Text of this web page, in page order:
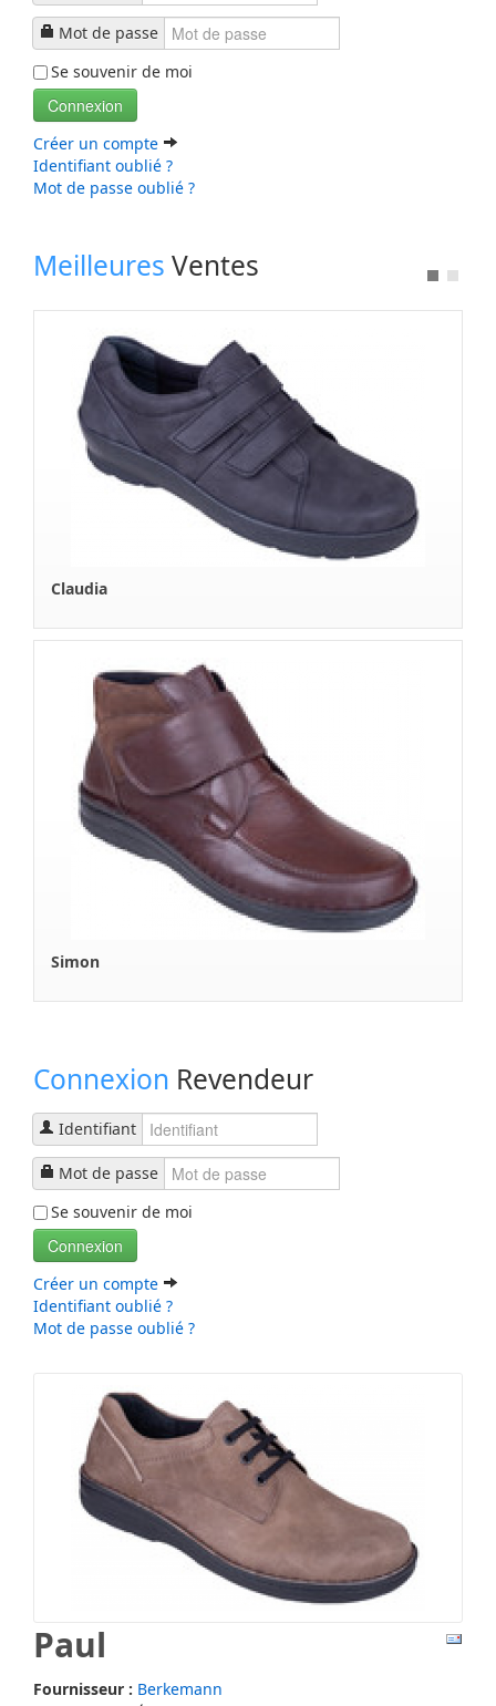
Talons
Prothèse et Accessoires
Liste Produits
Nos Services
Espace Revendeur
Boutique en Ligne
Contactez Nous
Mot de passe
Se souvenir de moi
Connexion
Créer un compte
Identifiant oublié ?
Mot de passe oublié ?
Meilleures Ventes
Connexion Revendeur
Identifiant
Mot de passe
Se souvenir de moi
Connexion
Créer un compte
Identifiant oublié ?
Mot de passe oublié ?
Paul
Fournisseur : Berkemann